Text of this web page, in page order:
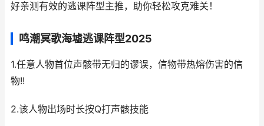
好亲测有效的逃课阵型主推，助你轻松攻克难关！
鸣潮冥歌海墟逃课阵型2025
1.任意人物首位声骸带无归的谬误，信物带热熔伤害的信
物!!
2.该人物出场时长按Q打声骸技能